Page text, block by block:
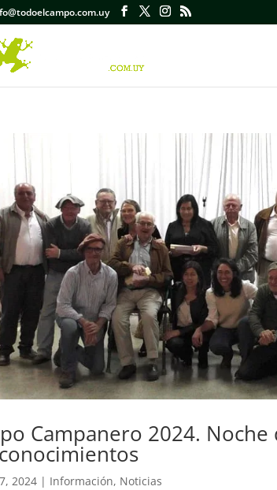
Campanero 2024.
2024 | Información, Noticias